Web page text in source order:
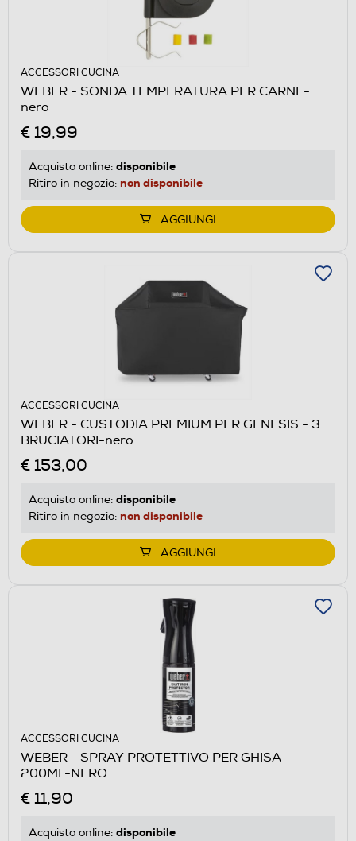
ACCESSORI CUCINA
WEBER - SONDA TEMPERATURA PER CARNE-
nero
€ 19,99
Acquisto online: disponibile
Ritiro in negozio: non disponibile
AGGIUNGI
ACCESSORI CUCINA
WEBER - CUSTODIA PREMIUM PER GENESIS - 3
BRUCIATORI-nero
€ 153,00
Acquisto online: disponibile
Ritiro in negozio: non disponibile
AGGIUNGI
ACCESSORI CUCINA
WEBER - SPRAY PROTETTIVO PER GHISA -
200ML-NERO
€ 11,90
Acquisto online: disponibile